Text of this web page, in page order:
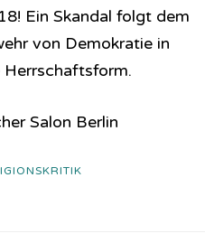
Ein Skandal folgt dem
von Demokratie in
Salon Berlin